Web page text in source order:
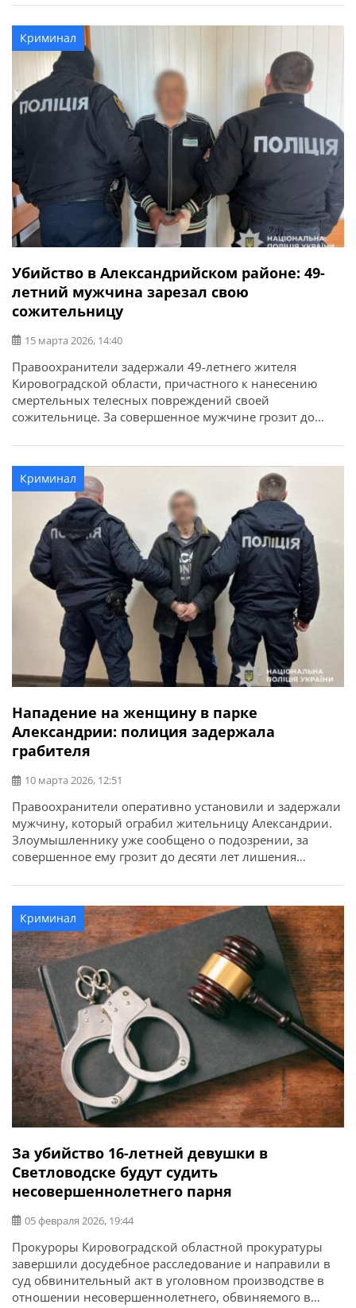
сообщает ГУНП в Кировоградской области. 12 мая
около 11:48 в полицию поступило сообщение о
стрельбе на втором этаже административного здания
Светловодского городского совета. Предварительно
установлено, что […]
Криминал
Убийство в Александрийском районе: 49-
летний мужчина зарезал свою
сожительницу
15 марта 2026, 14:40
Правоохранители задержали 49-летнего жителя
Кировоградской области, причастного к нанесению
смертельных телесных повреждений своей
сожительнице. За совершенное мужчине грозит до
Кировоградской области. Предварительно
установлено, что в одном из населенных пунктов
Александрийского района между мужчиной и
женщиной возник конфликт. В ходе спора
злоумышленник нанес потерпевшей удары ножом в […]
Криминал
Нападение на женщину в парке
Александрии: полиция задержала
грабителя
10 марта 2026, 12:51
Правоохранители оперативно установили и задержали
мужчину, который ограбил жительницу Александрии.
Злоумышленнику уже сообщено о подозрении, за
совершенное ему грозит до десяти лет лишения
области. На днях в полицию поступило сообщение о
нападении на 42-летнюю местную жительницу на
территории парка имени Тараса Шевченко.
Предварительно установлено, что неизвестный
мужчина догнал […]
Криминал
За убийство 16-летней девушки в
Светловодске будут судить
несовершеннолетнего парня
05 февраля 2026, 19:44
Прокуроры Кировоградской областной прокуратуры
завершили досудебное расследование и направили в
суд обвинительный акт в уголовном производстве в
отношении несовершеннолетнего, обвиняемого в